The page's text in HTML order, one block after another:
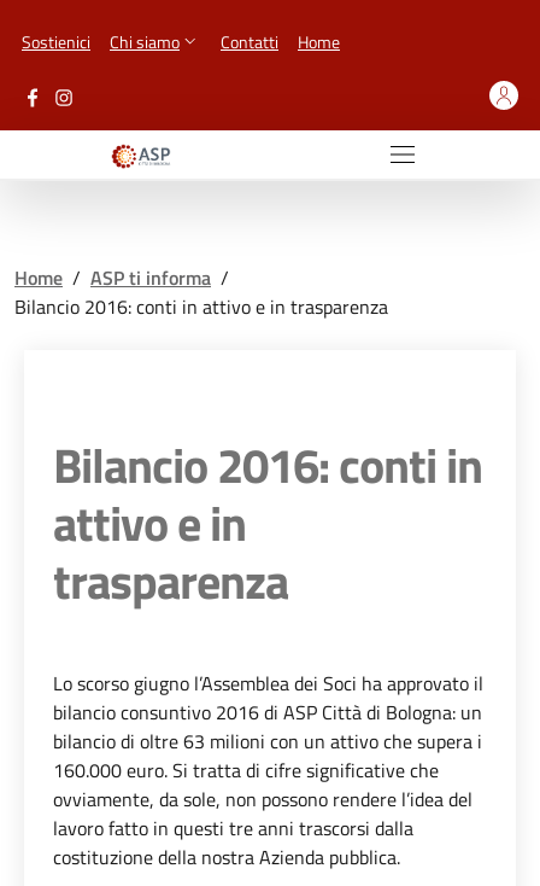
Sostienici Chi siamo Contatti Home
Home / ASP ti informa /
Bilancio 2016: conti in attivo e in trasparenza
Bilancio 2016: conti in
attivo e in
trasparenza
Lo scorso giugno l’Assemblea dei Soci ha approvato il
bilancio consuntivo 2016 di ASP Città di Bologna: un
bilancio di oltre 63 milioni con un attivo che supera i
160.000 euro. Si tratta di cifre significative che
ovviamente, da sole, non possono rendere l’idea del
lavoro fatto in questi tre anni trascorsi dalla
costituzione della nostra Azienda pubblica.